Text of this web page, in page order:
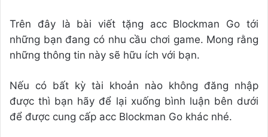
Trên đây là bài viết tặng acc Blockman Go tới
những bạn đang có nhu cầu chơi game. Mong rằng
những thông tin này sẽ hữu ích với bạn.
Nếu có bất kỳ tài khoản nào không đăng nhập
được thì bạn hãy để lại xuống bình luận bên dưới
để được cung cấp acc Blockman Go khác nhé.